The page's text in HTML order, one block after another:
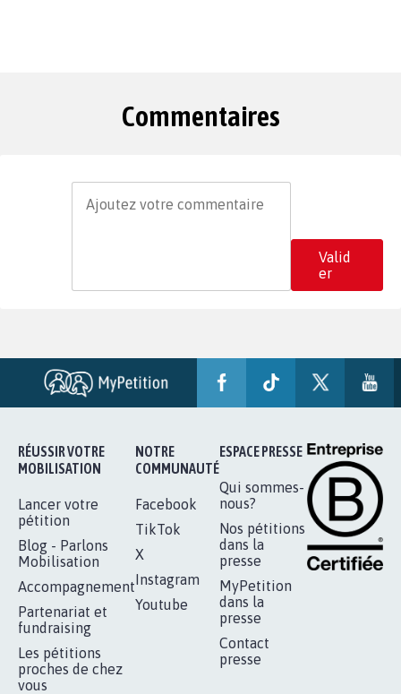
Commentaires
Valid
er
RÉUSSIR VOTRE
MOBILISATION
Lancer votre
pétition
Blog - Parlons
Mobilisation
Accompagnement
Partenariat et
fundraising
Les pétitions
proches de chez
vous
NOTRE
COMMUNAUTÉ
Facebook
TikTok
X
Instagram
Youtube
ESPACE PRESSE
Qui sommes-
nous?
Nos pétitions
dans la
presse
MyPetition
dans la
presse
Contact
presse